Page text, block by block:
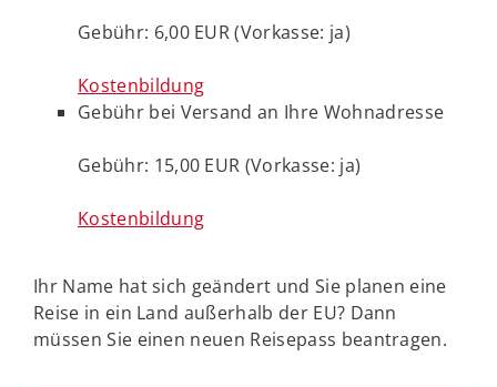
Gebühr: 6,00 EUR (Vorkasse: ja)
Kostenbildung
Gebühr bei Versand an Ihre Wohnadresse
Gebühr: 15,00 EUR (Vorkasse: ja)
Kostenbildung
Ihr Name hat sich geändert und Sie planen eine
Reise in ein Land außerhalb der EU? Dann
müssen Sie einen neuen Reisepass beantragen.